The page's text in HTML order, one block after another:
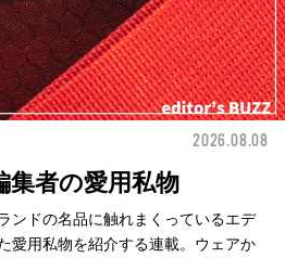
2026.08.08
者の愛用私物
ンドの名品に触れまくっているエデ
愛用私物を紹介する連載。ウェアか